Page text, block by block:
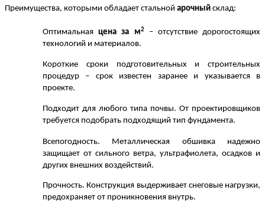
Преимущества, которыми обладает стальной арочный склад:
Оптимальнаяцена за м2– отсутствие дорогостоящих
технологий и материалов.
Короткие сроки подготовительных и строительных
процедур – срок известен заранее и указывается в
проекте.
Подходит для любого типа почвы. От проектировщиков
требуется подобрать подходящий тип фундамента.
Всепогодность. Металлическая обшивка надежно
защищает от сильного ветра, ультрафиолета, осадков и
других внешних воздействий.
Прочность. Конструкция выдерживает снеговые нагрузки,
предохраняет от проникновения внутрь.